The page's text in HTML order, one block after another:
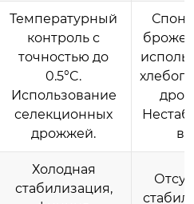
Температурный
контроль с
точностью до
0.5°C.
Использование
селекционных
дрожжей.
Холодная
стабилизация,